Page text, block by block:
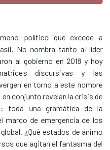
político que excede a
No nombra tanto al líder
al gobierno en 2018 y hoy
discursivas y las
en torno a este nombre
en conjunto revelan la crisis de
toda una gramática de la
marco de emergencia de los
¿Qué estados de ánimo
que agitan el fantasma del